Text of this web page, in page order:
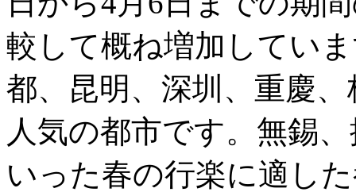
較して概ね増加してい
都、昆明、深圳、重慶
人気の都市です。無錫
いった春の行楽に適し